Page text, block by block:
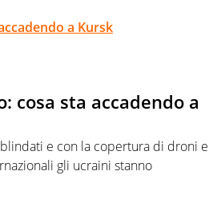
a Kursk
cosa sta accadendo a
e con la copertura di droni e
gli ucraini stanno